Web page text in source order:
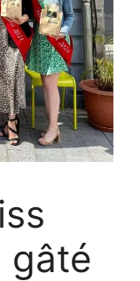
gâté